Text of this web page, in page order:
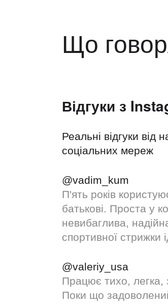
Що
Відгуки з
Реальні відгуки від
соціальних мереж
@vadim_kum
П'ять років
батькові. Проста у
невибаглива,
спортивної стрижки
@valeriy_usa
Працює тихо, легка,
Поки що